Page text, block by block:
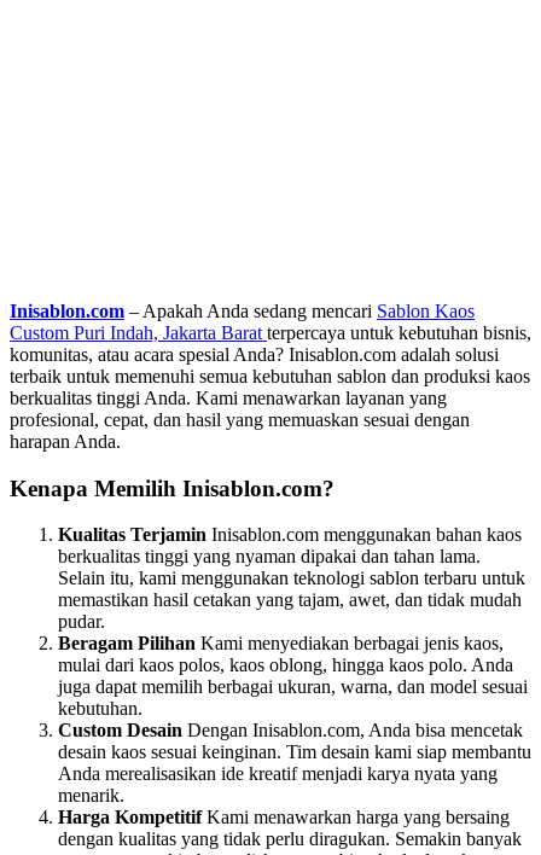
Inisablon.com – Apakah Anda sedang mencari Sablon Kaos
Custom Puri Indah, Jakarta Barat terpercaya untuk kebutuhan bisnis,
komunitas, atau acara spesial Anda? Inisablon.com adalah solusi
terbaik untuk memenuhi semua kebutuhan sablon dan produksi kaos
berkualitas tinggi Anda. Kami menawarkan layanan yang
profesional, cepat, dan hasil yang memuaskan sesuai dengan
harapan Anda.
Kenapa Memilih Inisablon.com?
Kualitas Terjamin Inisablon.com menggunakan bahan kaos
berkualitas tinggi yang nyaman dipakai dan tahan lama.
Selain itu, kami menggunakan teknologi sablon terbaru untuk
memastikan hasil cetakan yang tajam, awet, dan tidak mudah
pudar.
Beragam Pilihan Kami menyediakan berbagai jenis kaos,
mulai dari kaos polos, kaos oblong, hingga kaos polo. Anda
juga dapat memilih berbagai ukuran, warna, dan model sesuai
kebutuhan.
Custom Desain Dengan Inisablon.com, Anda bisa mencetak
desain kaos sesuai keinginan. Tim desain kami siap membantu
Anda merealisasikan ide kreatif menjadi karya nyata yang
menarik.
Harga KompetitifKami menawarkan harga yang bersaing
dengan kualitas yang tidak perlu diragukan. Semakin banyak